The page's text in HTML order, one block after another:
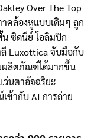
Over The Top
คล้องหูแบบเดิมๆ ถูก
น ซิดนีย์ โอลิมปิก
Luxottica จับมือกับ
ผลิตภัณฑ์ได้มากขึ้น
ว่นตาอัจฉริยะ
ข้ากับ AI การถ่าย